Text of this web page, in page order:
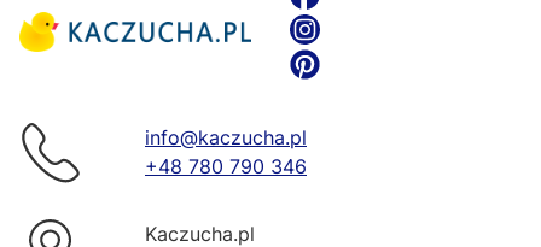
info@kaczucha.pl
+48 780 790 346
Kaczucha.pl